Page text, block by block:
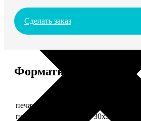
Сделать заказ
Форматы и цены
печать фото на холсте 30х30 на
печать фото на холсте 30х30 в раме